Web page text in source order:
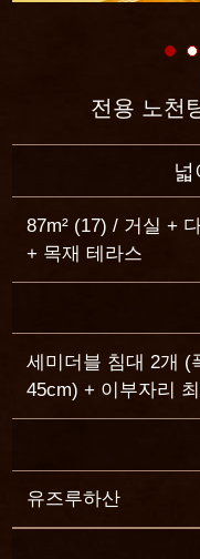
전용 노천
넓
87m² (17) / 거실 +
+ 목재 테라스
세미더블 침대 2개 (
45cm) + 이부자리
유즈루하산
넓
70m²(17) / 거실 +
탕 + 목재 테라스
세미더블 침대 2개 (
45cm) + 이부자리
유즈루하산
넓
104m²(47) / 트윈룸
스
세미더블 침대 2개 (
45cm)
소나무벌판·바다
넓
75m²(5) / 거실 + 다
세미더블 침대 2개 (
45cm) + 이부자리
소나무벌판·바다
넓
88 - 95m²(17) / 거
탕 + 목재 테라스
세미더블 침대 2개 (
45cm) + 이부자리
소나무벌판·바다
넓
122 - 131m²(50) /
천탕 + 안뜰이 딸린
세미더블 침대 2개 (
45cm) + 이부자리
소나무벌판·바다
넓
119m²(29) / 거실 +
+ 목재 테라스
세미더블 침대 2개 (
45cm) + 이부자리
소나무벌판 · 바다
넓
130m²(30) / 거실 +
+ 목재 테라스
세미더블 침대 2개 (
45cm) + 이부자리
소나무벌판 · 바다